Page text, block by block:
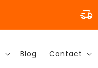
delivery_truck_speed
Blog Contact